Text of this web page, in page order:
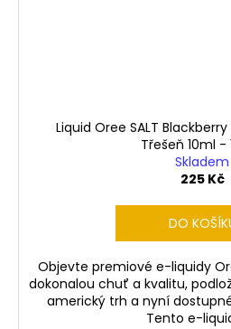
Liquid Oree SALT
Třešeň 10ml -
Skladem
225 Kč
DO
Objevte premiové e-liquidy
dokonalou chuť a kvalitu,
americký trh a nyní
Tento e-